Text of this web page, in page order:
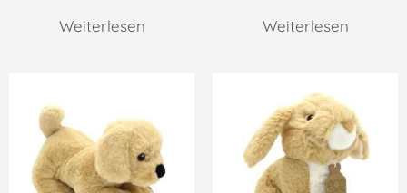
Weiterlesen Weiterlesen